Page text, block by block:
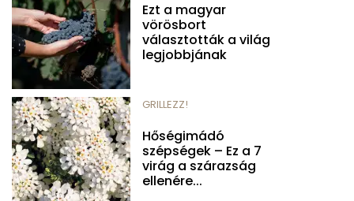
Ezt a magyar
vörösbort
választották a világ
legjobbjának
GRILLEZZ!
Hőségimádó
szépségek – Ez a 7
virág a szárazság
ellenére...